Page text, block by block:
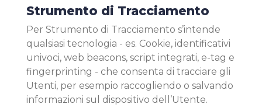
Strumento di Tracciamento
Per Strumento di Tracciamento s’intende
qualsiasi tecnologia - es. Cookie, identificativi
univoci, web beacons, script integrati, e-tag e
fingerprinting - che consenta di tracciare gli
Utenti, per esempio raccogliendo o salvando
informazioni sul dispositivo dell’Utente.